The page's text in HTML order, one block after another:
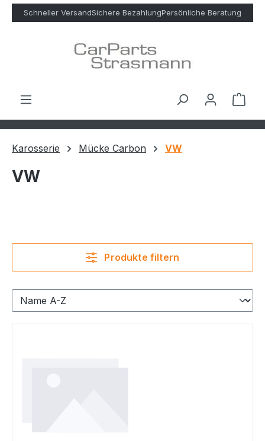
Zum Hauptinhalt springen
Schneller VersandSichere BezahlungPersönliche Beratung
Karosserie Mücke Carbon VW
VW
Produkte filtern